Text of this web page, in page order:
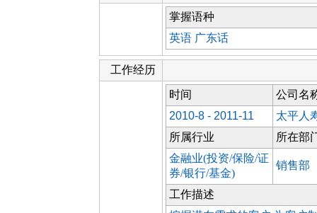
掌握语种
英语 广东话
工作经历
时间
公司名
2010-8 - 2011-11
太平人
所属行业
所在部
金融业(投资/保险/证
券/银行/基金)
销售部
工作描述